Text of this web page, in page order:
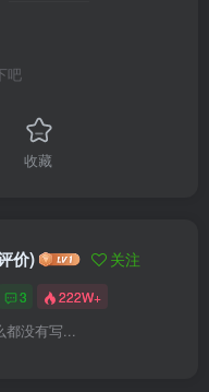
吧
收藏
价) 关注
3 222W+
都没有写...